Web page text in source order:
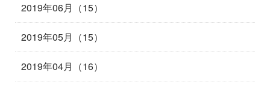
2019年06月（15）
2019年05月（15）
2019年04月（16）